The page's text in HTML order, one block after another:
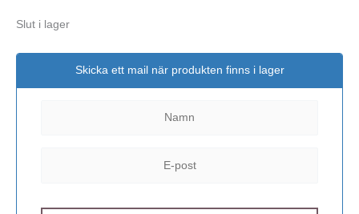
Slut i lager
Skicka ett mail när produkten finns i lager